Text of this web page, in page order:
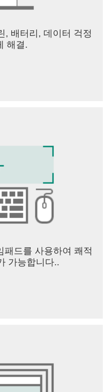
, 배터리, 데이터 걱정
해결.
패드를 사용하여 쾌적
가능합니다..